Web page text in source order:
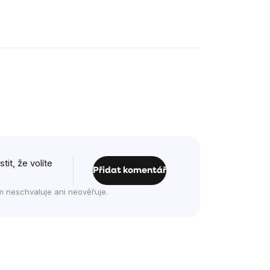
že volíte
Přidat komentář
neschvaluje ani neověřuje.